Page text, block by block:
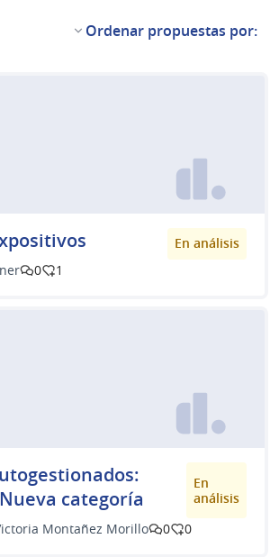
Ordenar propuestas por:
En análisis
0 1
categoría
En
análisis
Montañez Morillo
0 0